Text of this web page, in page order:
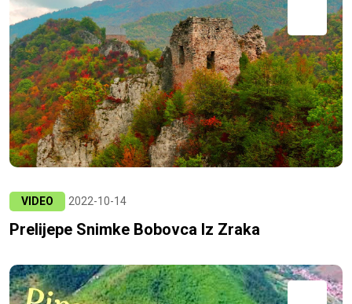
VIDEO 2022-10-14
Prelijepe Snimke Bobovca Iz Zraka